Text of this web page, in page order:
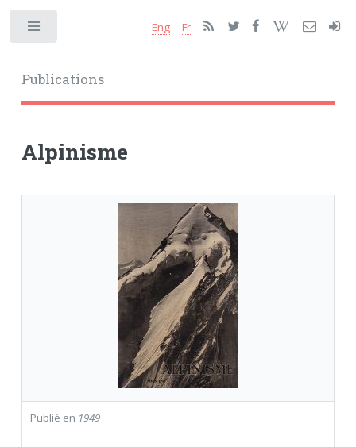
Publications
Eng Fr
Alpinisme
Publié en 1949